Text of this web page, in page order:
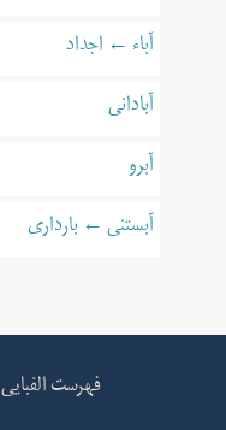
آباء ← اجداد
آبادانی
آبرو
آبستنی ← بارداری
فهرست الفبایی